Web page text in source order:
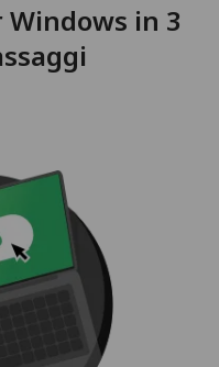
Windows in 3